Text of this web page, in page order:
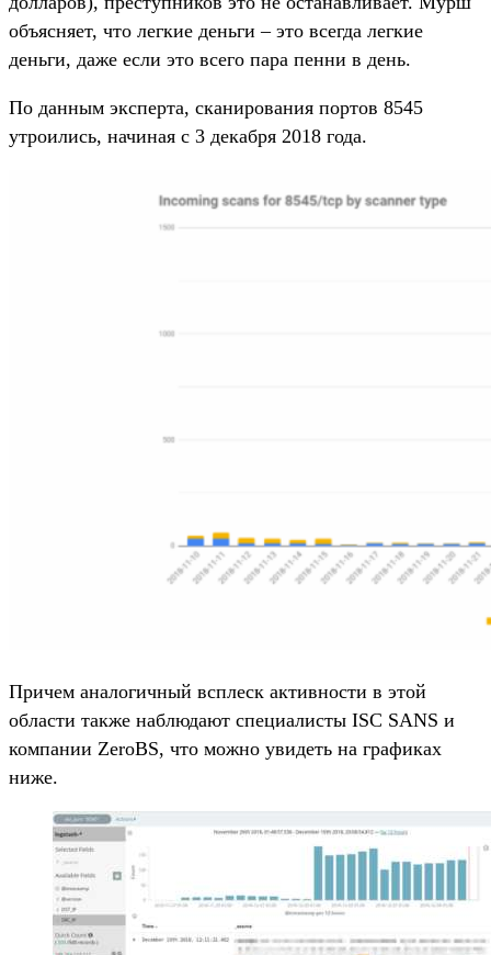
объясняет, что легкие деньги – это всегда легкие
деньги, даже если это всего пара пенни в день.
По данным эксперта, сканирования портов 8545
утроились, начиная с 3 декабря 2018 года.
Причем аналогичный всплеск активности в этой
области также наблюдают специалисты ISC SANS и
компании ZeroBS, что можно увидеть на графиках
ниже.